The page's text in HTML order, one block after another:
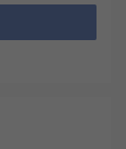
et les
Elles
permet